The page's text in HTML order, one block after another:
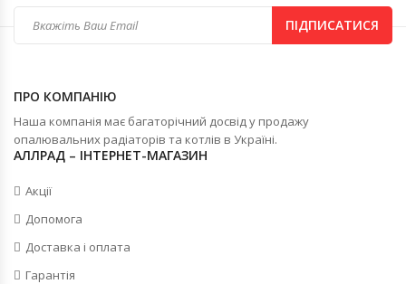
ПІДПИСАТИСЯ
ПРО КОМПАНІЮ
Наша компанія має багаторічний досвід у продажу
опалювальних радіаторів та котлів в Україні.
АЛЛРАД – ІНТЕРНЕТ-МАГАЗИН
Акції
Допомога
Доставка і оплата
Гарантія